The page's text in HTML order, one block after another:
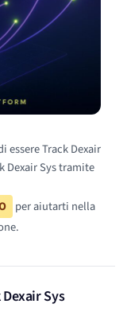
Track Dexair
Dexair Sys tramite
per aiutarti nella
Sys